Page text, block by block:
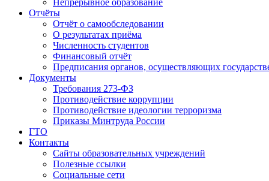
Непрерывное образование
Отчёты
Отчёт о самообследовании
О результатах приёма
Численность студентов
Финансовый отчёт
Предписания органов, осуществляющих
Документы
Требования 273-ФЗ
Противодействие коррупции
Противодействие идеологии терроризма
Приказы Минтруда России
ГТО
Контакты
Сайты образовательных учреждений
Полезные ссылки
Социальные сети